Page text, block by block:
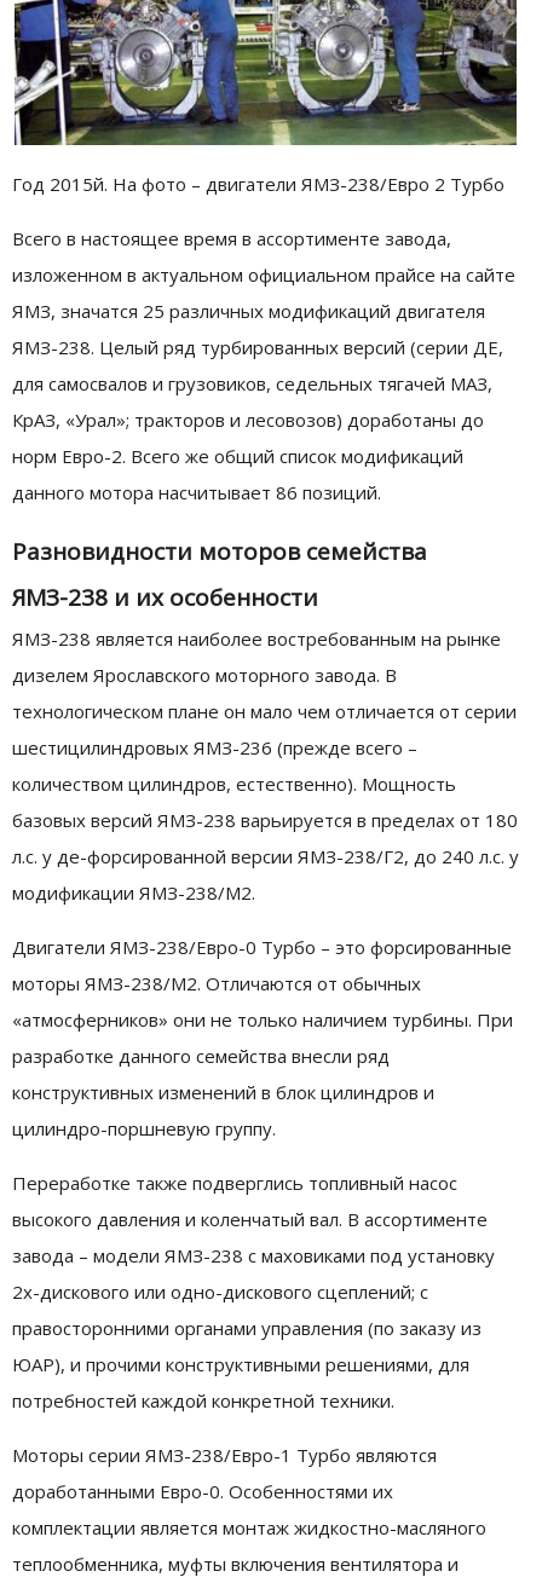
Год 2015й. На фото – двигатели ЯМЗ-238/Евро 2 Турбо
Всего в настоящее время в ассортименте завода,
изложенном в актуальном официальном прайсе на сайте
ЯМЗ, значатся 25 различных модификаций двигателя
ЯМЗ-238. Целый ряд турбированных версий (серии ДЕ,
для самосвалов и грузовиков, седельных тягачей МАЗ,
КрАЗ, «Урал»; тракторов и лесовозов) доработаны до
норм Евро-2. Всего же общий список модификаций
данного мотора насчитывает 86 позиций.
Разновидности моторов семейства
ЯМЗ-238 и их особенности
ЯМЗ-238 является наиболее востребованным на рынке
дизелем Ярославского моторного завода. В
технологическом плане он мало чем отличается от серии
шестицилиндровых ЯМЗ-236 (прежде всего –
количеством цилиндров, естественно). Мощность
базовых версий ЯМЗ-238 варьируется в пределах от 180
л.с. у де-форсированной версии ЯМЗ-238/Г2, до 240 л.с. у
модификации ЯМЗ-238/М2.
Двигатели ЯМЗ-238/Евро-0 Турбо – это форсированные
моторы ЯМЗ-238/М2. Отличаются от обычных
«атмосферников» они не только наличием турбины. При
разработке данного семейства внесли ряд
конструктивных изменений в блок цилиндров и
цилиндро-поршневую группу.
Переработке также подверглись топливный насос
высокого давления и коленчатый вал. В ассортименте
завода – модели ЯМЗ-238 с маховиками под установку
2х-дискового или одно-дискового сцеплений; с
правосторонними органами управления (по заказу из
ЮАР), и прочими конструктивными решениями, для
потребностей каждой конкретной техники.
Моторы серии ЯМЗ-238/Евро-1 Турбо являются
доработанными Евро-0. Особенностями их
комплектации является монтаж жидкостно-масляного
теплообменника, муфты включения вентилятора и